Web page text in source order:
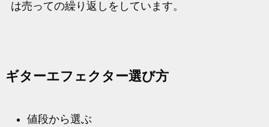
は売っての繰り返しをしています。
ギターエフェクター選び方
値段から選ぶ